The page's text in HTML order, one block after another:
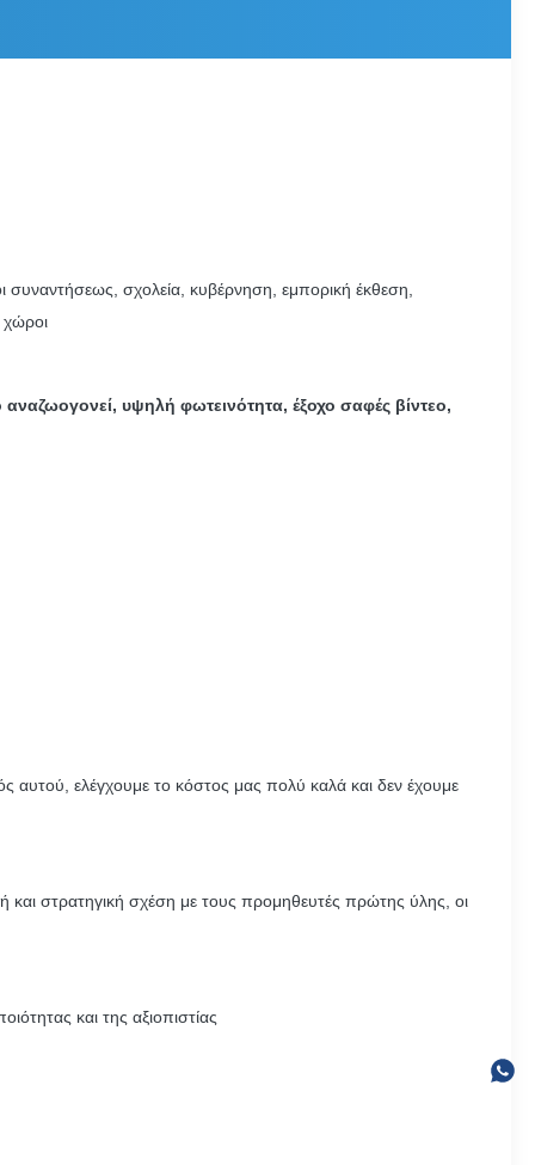
συναντήσεως, σχολεία, κυβέρνηση, εμπορική έκθεση,
χώροι
υψηλή φωτεινότητα, έξοχο σαφές βίντεο,
αυτού, ελέγχουμε το κόστος μας πολύ καλά και δεν έχουμε
και στρατηγική σχέση με τους προμηθευτές πρώτης ύλης, οι
και της αξιοπιστίας